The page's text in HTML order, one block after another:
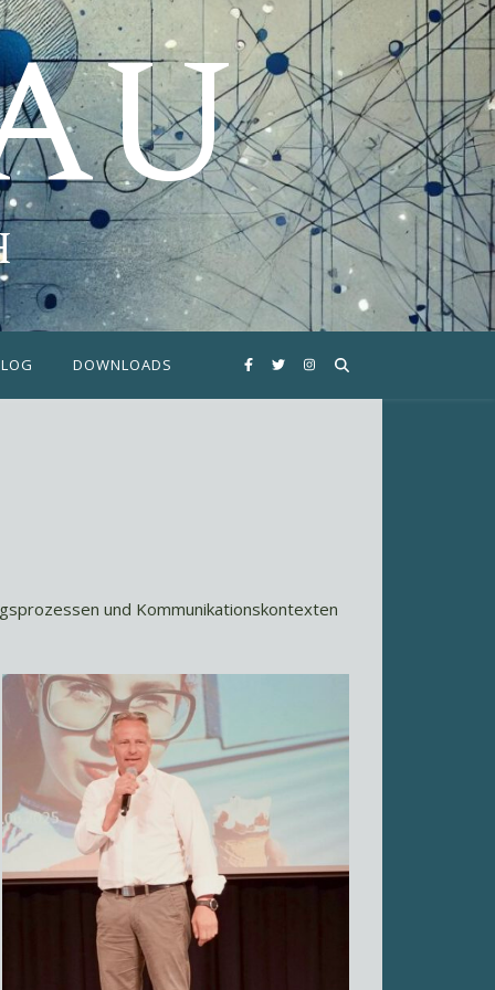
DOWNLOADS
und Kommunikationskontexten